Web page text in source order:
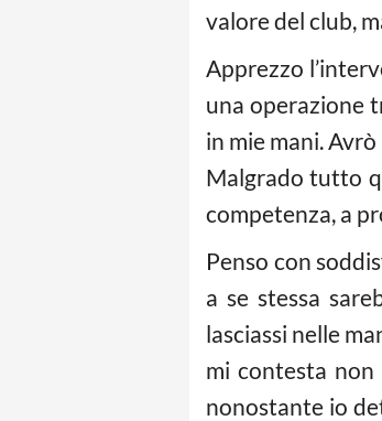
valore del club,
Apprezzo
una operazione
in mie mani.
Malgrado tutto
competenza, a
Penso con
a se stessa
lasciassi nelle
mi contesta
nonostante io